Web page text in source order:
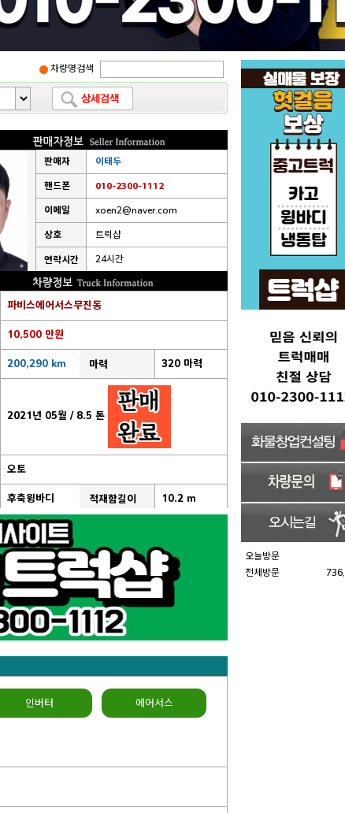
차량명검색
오늘방문
전체방문
판매자 이태두
핸드폰 010-2300-1112
이메일 xoen2@naver.com
상호 트럭샵
연락시간 24시간
파비스에어서스무진동
10,500 만원
200,290 km 마력 320 마력
2021년 05월 / 8.5 톤
오토
후축윙바디 적재함길이 10.2 m
인버터 에어서스